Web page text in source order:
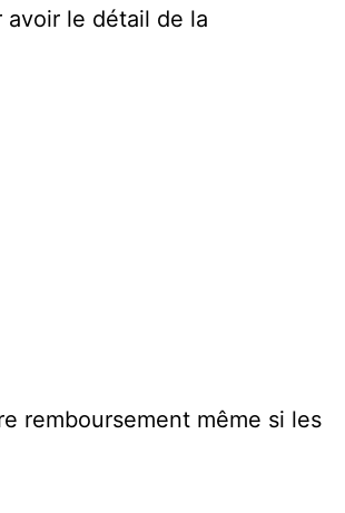
le détail de la
remboursement même si les